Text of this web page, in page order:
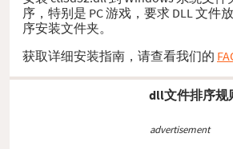
序，特别是 PC 游戏，要求 DLL 文件
序安装文件夹。
获取详细安装指南，请查看我们的
dll文件排序规
advertisement